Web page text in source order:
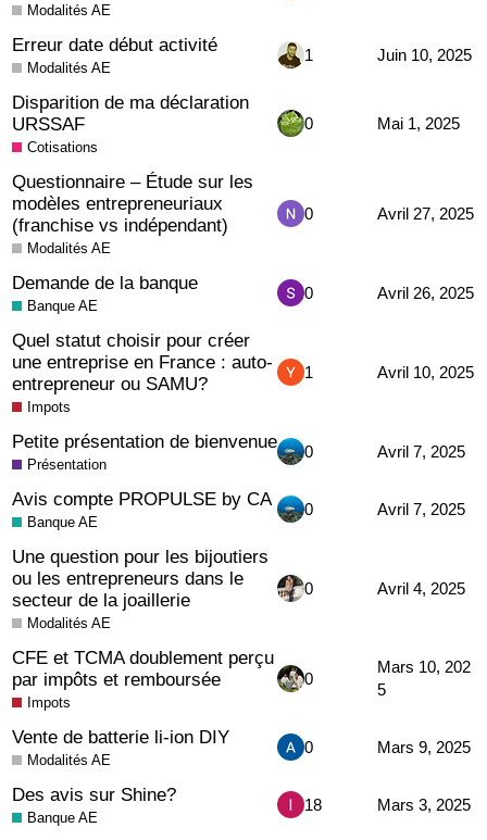
Modalités AE
Erreur date début activité
Modalités AE
1 Juin 10, 2025
Disparition de ma déclaration
URSSAF
Cotisations
0 Mai 1, 2025
Questionnaire – Étude sur les
modèles entrepreneuriaux
(franchise vs indépendant)
Modalités AE
0 Avril 27, 2025
Demande de la banque
Banque AE
0 Avril 26, 2025
Quel statut choisir pour créer
une entreprise en France : auto-
entrepreneur ou SAMU?
Impots
1 Avril 10, 2025
Petite présentation de bienvenue
Présentation
0 Avril 7, 2025
Avis compte PROPULSE by CA
Banque AE
0 Avril 7, 2025
Une question pour les bijoutiers
ou les entrepreneurs dans le
secteur de la joaillerie
Modalités AE
0 Avril 4, 2025
CFE et TCMA doublement perçu
par impôts et remboursée
Impots
0
Mars 10, 202
5
Vente de batterie li-ion DIY
Modalités AE
0 Mars 9, 2025
Des avis sur Shine?
Banque AE
18 Mars 3, 2025